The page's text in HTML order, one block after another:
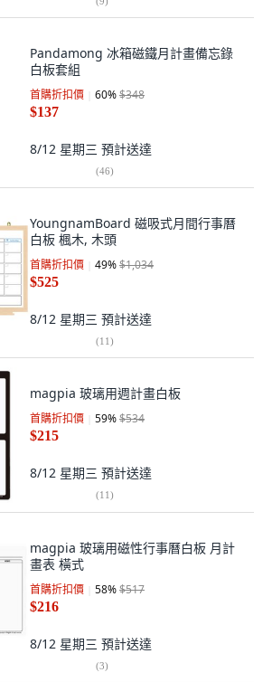
Pandamong 冰箱磁鐵月計畫備忘錄
白板套組
首購折扣價 60%$348
$137
8/12 星期三 預計送達
(46)
YoungnamBoard 磁吸式月間行事曆
白板 楓木, 木頭
首購折扣價 49%$1,034
$525
8/12 星期三 預計送達
(11)
magpia 玻璃用週計畫白板
首購折扣價 59%$534
$215
8/12 星期三 預計送達
(11)
magpia 玻璃用磁性行事曆白板 月計
畫表 橫式
首購折扣價 58%$517
$216
8/12 星期三 預計送達
(3)